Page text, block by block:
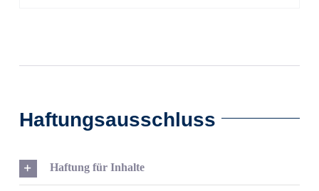
Haftungsausschluss
Haftung für Inhalte